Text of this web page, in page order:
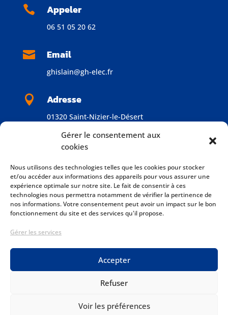
Gérer le consentement aux
cookies
Nous utilisons des technologies telles que les cookies pour stocker
et/ou accéder aux informations des appareils pour vous assurer une
expérience optimale sur notre site. Le fait de consentir à ces
technologies nous permettra notamment de vérifier la pertinence de
nos informations. Votre consentement peut avoir un impact sur le bon
fonctionnement du site et des services qu'il propose.
Gérer les services
Accepter
Refuser
Voir les préférences
 Appeler
06 51 05 20 62
 Email
ghislain@gh-elec.fr
 Adresse
01320 Saint-Nizier-le-Désert
DEMANDER UN DEVIS GRATUIT
Tous droits réservés © 2026
GH Elec
Mentions Légales